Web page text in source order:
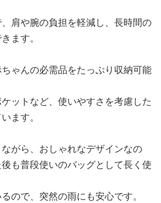
肩や腕の負担を軽減し、長時間の
ます。
ゃんの必需品をたっぷり収納可能
ットなど、使いやすさを考慮した
ます。
がら、おしゃれなデザインなの
も普段使いのバッグとして長く使
ので、突然の雨にも安心です。